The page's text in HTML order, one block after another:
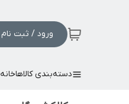
ورود / ثبت نام
دسته‌بندی کالاهاخانه